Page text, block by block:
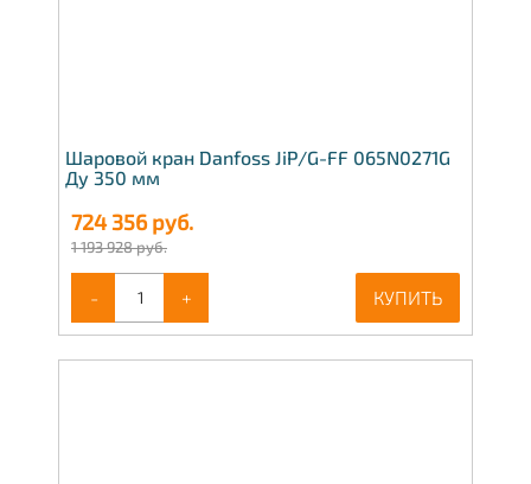
Шаровой кран Danfoss JiP/G-FF 065N0271G
Ду 350 мм
724 356руб.
1 193 928 руб.
- + КУПИТЬ